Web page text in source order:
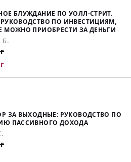
БЛУЖДАНИЕ ПО УОЛЛ-СТРИТ.
ПО ИНВЕСТИЦИЯМ,
МОЖНО ПРИОБРЕСТИ ЗА ДЕНЬГИ
Б.
ЗА ВЫХОДНЫЕ: РУКОВОДСТВО ПО
ПАССИВНОГО ДОХОДА